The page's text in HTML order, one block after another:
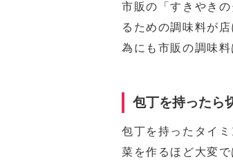
市販の「すきやき
るための調味料が
為にも市販の調味
包丁を持ったら
包丁を持ったタイ
菜を作るほど大変